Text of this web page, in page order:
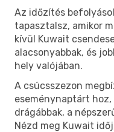
Az időzítés
tapasztalsz, amikor
kívül Kuwait
alacsonyabbak, és
hely valójában.
A csúcsszezon
eseménynaptárt hoz,
drágábbak, a
Nézd meg Kuwait